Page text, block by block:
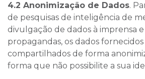
4.2 Anonimização de Dados.
de pesquisas de inteligência de
divulgação de dados à imprensa
propagandas, os dados
compartilhados de forma
forma que não possibilite a sua